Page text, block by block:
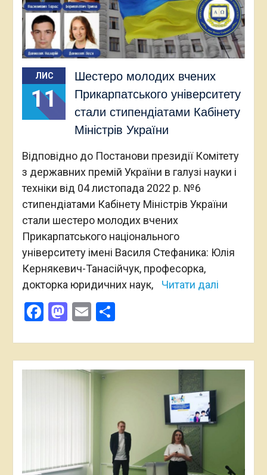
ЛИС
11
Шестеро молодих вчених
Прикарпатського університету
стали стипендіатами Кабінету
Міністрів України
Відповідно до Постанови президії Комітету
з державних премій України в галузі науки і
техніки від 04 листопада 2022 р. №6
стипендіатами Кабінету Міністрів України
стали шестеро молодих вчених
Прикарпатського національного
університету імені Василя Стефаника: Юлія
Кернякевич-Танасійчук, професорка,
докторка юридичних наук,
Читати далі
Facebook
Mastodon
EmailПоділитися